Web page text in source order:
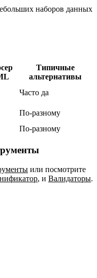
наборов данных
Типичные
альтернативы
Часто да
По‑разному
По‑разному
или посмотрите
, и Валидаторы.